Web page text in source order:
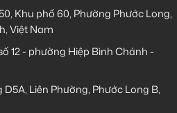
Khu phố 60, Phường Phước Long,
Việt Nam
12 - phường Hiệp Bình Chánh -
Liên Phường, Phước Long B,